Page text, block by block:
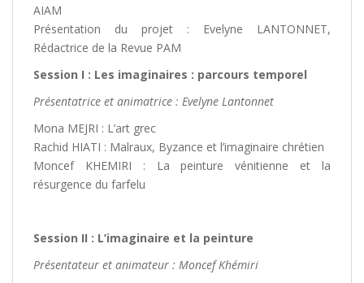
AIAM
Présentation du projet : Evelyne LANTONNET,
Rédactrice de la Revue PAM
Session I : Les imaginaires : parcours temporel
Présentatrice et animatrice : Evelyne Lantonnet
Mona MEJRI : L’art grec
Rachid HIATI : Malraux, Byzance et l’imaginaire chrétien
Moncef KHEMIRI : La peinture vénitienne et la
résurgence du farfelu
Session II : L’imaginaire et la peinture
Présentateur et animateur : Moncef Khémiri